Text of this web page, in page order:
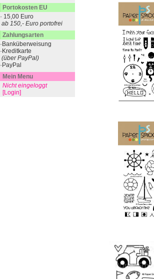
Portokosten EU
· 15,00 Euro
ab 150,- Euro portofrei
Zahlungsarten
·Banküberweisung
·Kreditkarte
(über PayPal)
·PayPal
Mein Menu
Nicht eingeloggt
[Login]